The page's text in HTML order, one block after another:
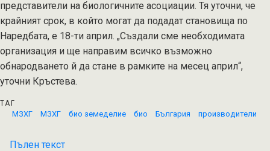
представители на биологичните асоциации. Тя уточни, че
крайният срок, в който могат да подадат становища по
Наредбата, е 18-ти април. „Създали сме необходимата
организация и ще направим всичко възможно
обнародването й да стане в рамките на месец април“,
уточни Кръстева.
ТАГ
МЗХГ
МЗХГ био земеделие био България производители
Пълен текст